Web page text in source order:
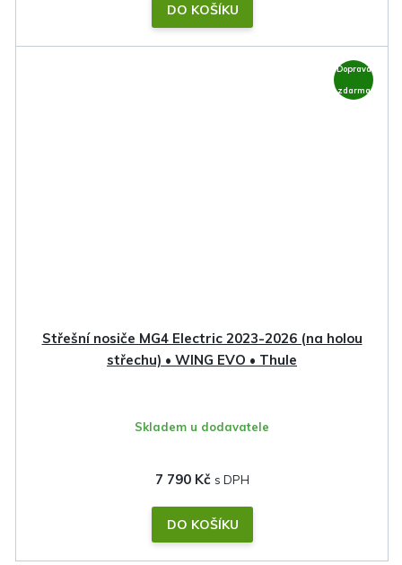
DO KOŠÍKU
Doprava
zdarma
Střešní nosiče MG4 Electric 2023-2026 (na holou
střechu) • WING EVO • Thule
Skladem u dodavatele
7 790 Kč
DO KOŠÍKU